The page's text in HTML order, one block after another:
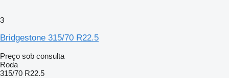
3
Bridgestone 315/70 R22.5
Preço sob consulta
Roda
315/70 R22.5